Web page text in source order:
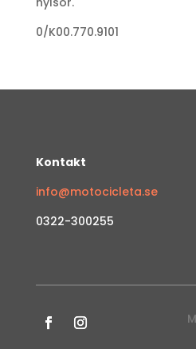
0/K00.770.9101
Kontakt
info@motocicleta.se
0322-300255